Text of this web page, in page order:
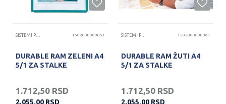
SISTEMI PREZENTACIJA 1502000000051
DURABLE RAM ZELENI A4
5/1 ZA STALKE
1.712,50 RSD
2.055,00 RSD
SISTEMI PREZENTACIJA 1502000000061
DURABLE RAM ŽUTI A4
5/1 ZA STALKE
1.712,50 RSD
2.055,00 RSD